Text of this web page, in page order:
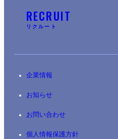
RECRUIT
リクルート
企業情報
お知らせ
お問い合わせ
個人情報保護方針